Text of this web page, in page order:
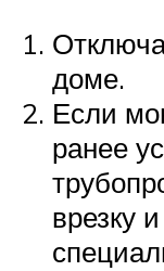
доме.
Если
ранее
врезку